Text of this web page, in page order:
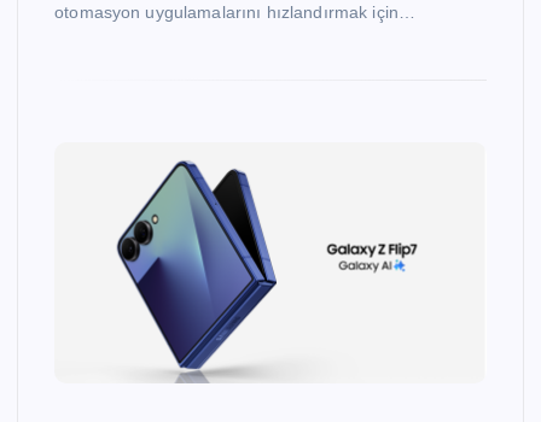
otomasyon uygulamalarını hızlandırmak için…